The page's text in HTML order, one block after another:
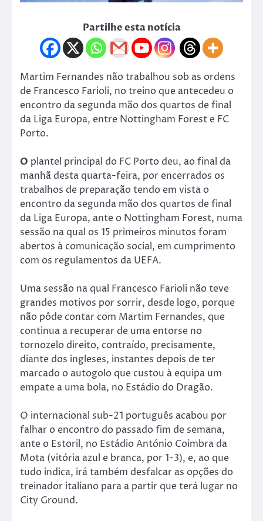
Partilhe esta notícia
Martim Fernandes não trabalhou sob as ordens
de Francesco Farioli, no treino que antecedeu o
encontro da segunda mão dos quartos de final
da Liga Europa, entre Nottingham Forest e FC
Porto.
O plantel principal do FC Porto deu, ao final da
manhã desta quarta-feira, por encerrados os
trabalhos de preparação tendo em vista o
encontro da segunda mão dos quartos de final
da Liga Europa, ante o Nottingham Forest, numa
sessão na qual os 15 primeiros minutos foram
abertos à comunicação social, em cumprimento
com os regulamentos da UEFA.
Uma sessão na qual Francesco Farioli não teve
grandes motivos por sorrir, desde logo, porque
não pôde contar com Martim Fernandes, que
continua a recuperar de uma entorse no
tornozelo direito, contraído, precisamente,
diante dos ingleses, instantes depois de ter
marcado o autogolo que custou à equipa um
empate a uma bola, no Estádio do Dragão.
O internacional sub-21 português acabou por
falhar o encontro do passado fim de semana,
ante o Estoril, no Estádio António Coimbra da
Mota (vitória azul e branca, por 1-3), e, ao que
tudo indica, irá também desfalcar as opções do
treinador italiano para a partir que terá lugar no
City Ground.